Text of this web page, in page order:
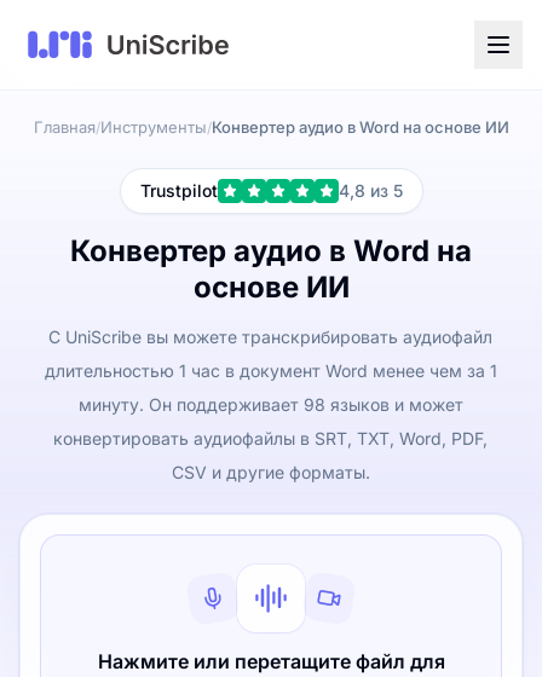
Главная/Инструменты/Конвертер аудио в Word на основе ИИ
Trustpilot 4,8 из 5
Конвертер аудио в Word на
основе ИИ
С UniScribe вы можете транскрибировать аудиофайл
длительностью 1 час в документ Word менее чем за 1
минуту. Он поддерживает 98 языков и может
конвертировать аудиофайлы в SRT, TXT, Word, PDF,
CSV и другие форматы.
Нажмите или перетащите файл для